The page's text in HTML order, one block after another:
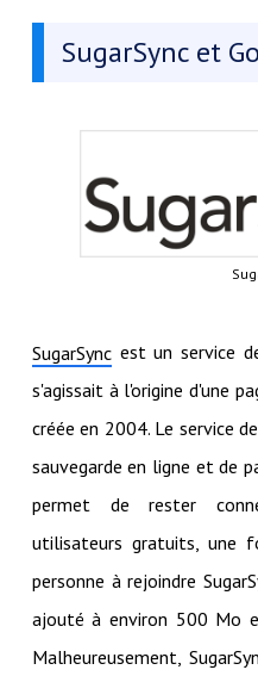
SugarSync et
SugarSyncest un service
s'agissait à l'origine d'une
créée en 2004. Le service
sauvegarde en ligne et de
permet de rester
utilisateurs gratuits, une
personne à rejoindre
ajouté à environ 500 Mo
Malheureusement,